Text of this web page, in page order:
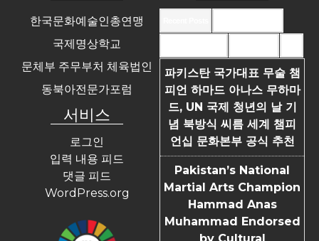
한국문화예술인총연맹
국제명상학교
문체부 주무부처 체육법인
동북아전문가포럼
서비스
로그인
입력 내용 피드
댓글 피드
WordPress.org
파키스탄 국가대표 무술 챔
피언 하마드 아나스 무하마
드, UN 국제 청년의 날 기
념 북방식 씨름 세계 챔피
언십 문화본부 공식 추천
Pakistan’s National
Martial Arts Champion
Hammad Anas
Muhammad Endorsed